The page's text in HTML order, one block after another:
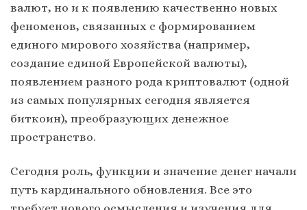
валют, но и к появлению качественно новых
феноменов, связанных с формированием
единого мирового хозяйства (например,
создание единой Европейской валюты),
появлением разного рода криптовалют (одной
из самых популярных сегодня является
биткоин), преобразующих денежное
пространство.
Сегодня роль, функции и значение денег начали
путь кардинального обновления. Все это